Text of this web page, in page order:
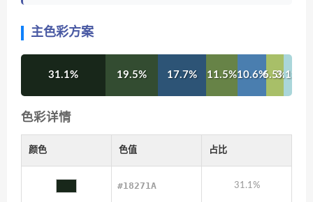
主色彩方案
31.1% 19.5% 17.7% 11.5%10.6%6.5%
3.1%
色彩详情
颜色 色值 占比
#18271A 31.1%